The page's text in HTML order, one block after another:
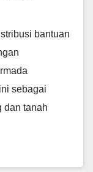
bantuan
sebagai
dan tanah